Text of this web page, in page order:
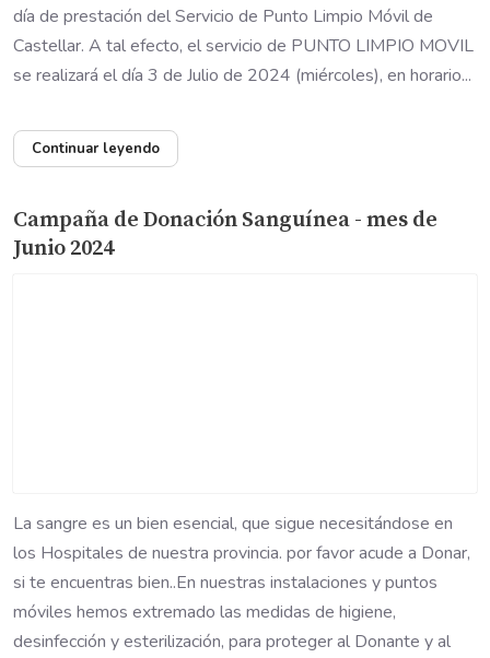
día de prestación del Servicio de Punto Limpio Móvil de
Castellar. A tal efecto, el servicio de PUNTO LIMPIO MOVIL
se realizará el día 3 de Julio de 2024 (miércoles), en horario...
Continuar leyendo
Campaña de Donación Sanguínea - mes de
Junio 2024
La sangre es un bien esencial, que sigue necesitándose en
los Hospitales de nuestra provincia. por favor acude a Donar,
si te encuentras bien..En nuestras instalaciones y puntos
móviles hemos extremado las medidas de higiene,
desinfección y esterilización, para proteger al Donante y al